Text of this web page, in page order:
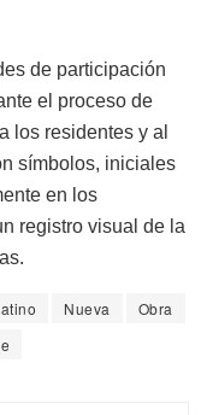
de participación
el proceso de
los residentes y al
símbolos, iniciales
en los
registro visual de la
Nueva
Obra